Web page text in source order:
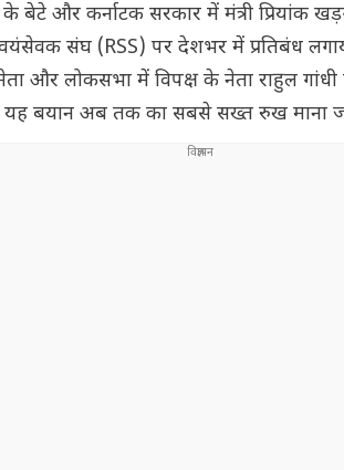
के बेटे और कर्नाटक सरकार में मंत्री प्रियांक
स्वयंसेवक संघ (RSS) पर देशभर में प्रतिबंध
नेता और लोकसभा में विपक्ष के नेता राहुल
यह बयान अब तक का सबसे सख्त रुख माना